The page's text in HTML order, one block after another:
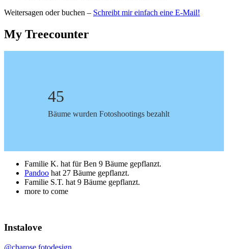
Weitersagen oder buchen – Schreibt mir einfach eine E-Mail!
My Treecounter
45
Bäume wurden Fotoshootings bezahlt
Familie K. hat für Ben 9 Bäume gepflanzt.
Pandoo hat 27 Bäume gepflanzt.
Familie S.T. hat 9 Bäume gepflanzt.
more to come
Instalove
@charose.fotodesign